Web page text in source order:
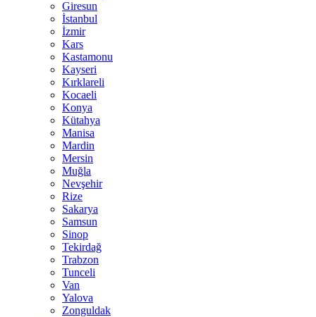
Giresun
İstanbul
İzmir
Kars
Kastamonu
Kayseri
Kırklareli
Kocaeli
Konya
Kütahya
Manisa
Mardin
Mersin
Muğla
Nevşehir
Rize
Sakarya
Samsun
Sinop
Tekirdağ
Trabzon
Tunceli
Van
Yalova
Zonguldak